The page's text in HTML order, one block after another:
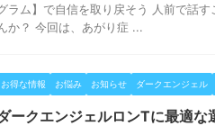
ラム】で自信を取り戻そう 人前で話
か？ 今回は、あがり症 ...
お得な情報 お悩み お知らせ ダークエンジェル
ークエンジェルロンTに最適な